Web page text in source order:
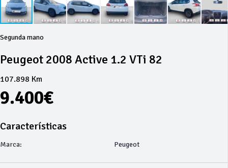
Segunda mano
Peugeot 2008 Active 1.2 VTi 82
107.898 Km
9.400€
Características
Marca: Peugeot